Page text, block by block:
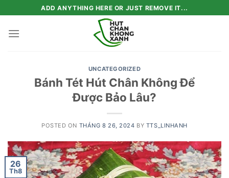
to
content
ADD ANYTHING HERE OR JUST REMOVE IT...
UNCATEGORIZED
Bánh Tét Hút Chân Không Để
Được Bảo Lâu?
POSTED ON THÁNG 8 26, 2024 BY TTS_LINHANH
26
Th8